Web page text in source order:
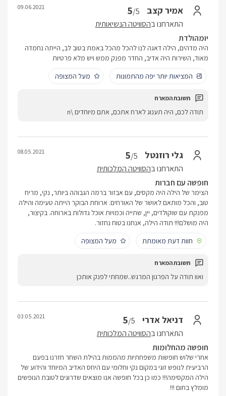
אמיר קצב 5/5
התארחנו בהסוויטה הנשיאותית
09.06.2021
יומהולדת
היה מדהים, הילה דאגה לנו להכל מהכל באמת בטוב לב, הייתה נחמדה
מאוד, השירות היה אדיב, החדר מפנק ממש ויש מלא פרטיות
המציאות יותר יפה מהתמונות
מעל המצופה
תודה לכם, היה תענוג לארח אתכם, אתם מיוחדים \n
גלי רוזנטל 5/5
התארחנו בהסוויטה המלכותית
08.05.2021
חופשה עם חברות
הצימר של הילה היה מקסים, עם אבזור ברמה הגבוהה ביותר, נקי, מריח
טוב, והכל מותאם לאושר של האורחים. ארוחת הבוקר הייתה טעימה והילה
מפנקת עם שוקולדים, יין, שתייה וכמויות אוכל גדולות בארוחה. בקיצור,
היה מושלם!!! תודה הילה, אנחנו בטוח נחזור.
חוות דעת מאומתת
מעל המצופה
ואוו תודה על הפרגון המרגש..שמחתי לפנק אותכן
דניאל אדרי 5/5
התארחנו בהסוויטה המלכותית
03.05.2021
חופשה מהחלומות
אחרי שלוש חופשות משפחתיות מהממות בהילת השחר חזרנו בפעם
הרביעית לנופש זוגי במקום נקי וחלומי עם היחס האדיב המיוחד והידוע של
הילה המקסימה!!! כמו כן בכל חופשה אנו מוצאים שדרוגים לטובת הנופשים
מומלץ בחום !!!